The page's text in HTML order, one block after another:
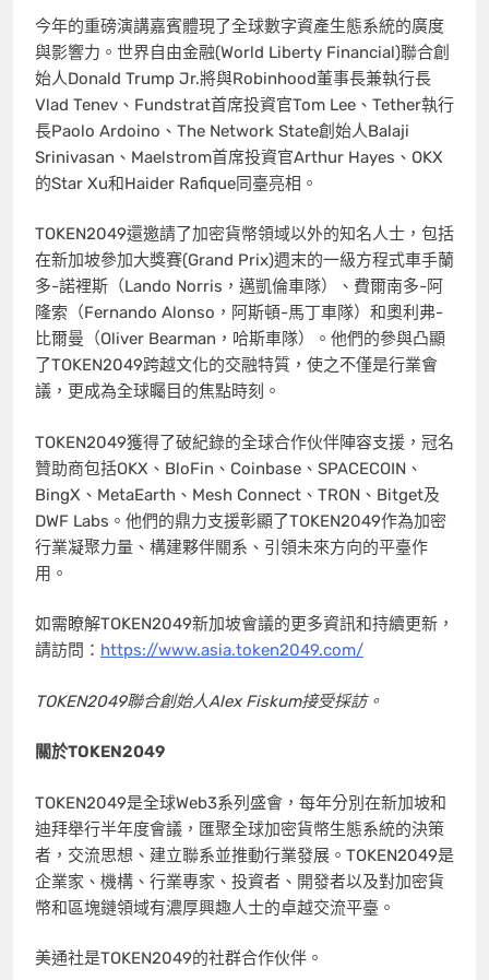
今年的重磅演講嘉賓體現了全球數字資產生態系統的廣度
與影響力。世界自由金融(World Liberty Financial)聯合創
始人Donald Trump Jr.將與Robinhood董事長兼執行長
Vlad Tenev、Fundstrat首席投資官Tom Lee、Tether執行
長Paolo Ardoino、The Network State創始人Balaji
Srinivasan、Maelstrom首席投資官Arthur Hayes、OKX
的Star Xu和Haider Rafique同臺亮相。
TOKEN2049還邀請了加密貨幣領域以外的知名人士，包括
在新加坡參加大獎賽(Grand Prix)週末的一級方程式車手蘭
多-諾裡斯（Lando Norris，邁凱倫車隊）、費爾南多-阿
隆索（Fernando Alonso，阿斯頓-馬丁車隊）和奧利弗-
比爾曼（Oliver Bearman，哈斯車隊）。他們的參與凸顯
了TOKEN2049跨越文化的交融特質，使之不僅是行業會
議，更成為全球矚目的焦點時刻。
TOKEN2049獲得了破紀錄的全球合作伙伴陣容支援，冠名
贊助商包括OKX、BloFin、Coinbase、SPACECOIN、
BingX、MetaEarth、Mesh Connect、TRON、Bitget及
DWF Labs。他們的鼎力支援彰顯了TOKEN2049作為加密
行業凝聚力量、構建夥伴關系、引領未來方向的平臺作
用。
如需瞭解TOKEN2049新加坡會議的更多資訊和持續更新，
請訪問： https://www.asia.token2049.com/
TOKEN2049聯合創始人Alex Fiskum接受採訪。
關於TOKEN2049
TOKEN2049是全球Web3系列盛會，每年分別在新加坡和
迪拜舉行半年度會議，匯聚全球加密貨幣生態系統的決策
者，交流思想、建立聯系並推動行業發展。TOKEN2049是
企業家、機構、行業專家、投資者、開發者以及對加密貨
幣和區塊鏈領域有濃厚興趣人士的卓越交流平臺。
美通社是TOKEN2049的社群合作伙伴。